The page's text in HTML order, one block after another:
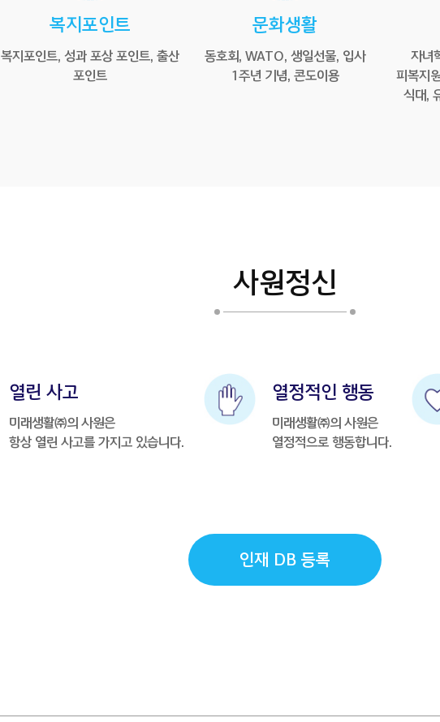
복지포인트
복지포인트, 성과 포상 포인트, 출산
포인트
문화생활
동호회, WATO, 생일선물, 입사
1주년 기념, 콘도이용
자녀
피복지
식대,
사원정신
열린 사고
미래생활㈜의 사원은
항상 열린 사고를 가지고 있습니다.
열정적인 행동
미래생활㈜의 사원은
열정적으로 행동합니다.
인재 DB 등록